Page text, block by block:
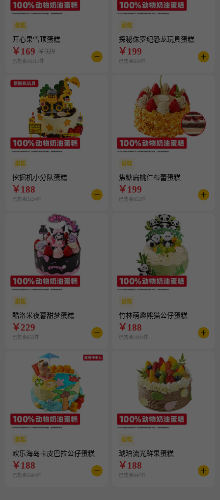
蛋糕
开心果雪顶蛋糕
￥169 ￥329
已售卖16111件
蛋糕
探秘侏罗纪恐龙玩具蛋糕
￥199
已售卖610件
蛋糕
挖掘机小分队蛋糕
￥188
已售卖2124件
蛋糕
焦糖扁桃仁布蕾蛋糕
￥199
已售卖952件
蛋糕
酷洛米夜暮甜梦蛋糕
￥229
已售卖855件
蛋糕
竹林萌趣熊猫公仔蛋糕
￥188
已售卖1091件
蛋糕
欢乐海岛卡皮巴拉公仔蛋糕
￥188
已售卖2604件
蛋糕
琥珀流光鲜果蛋糕
￥188
已售卖647件